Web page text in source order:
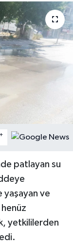
+
patlayan su
yaşayan ve
henüz
yetkililerden